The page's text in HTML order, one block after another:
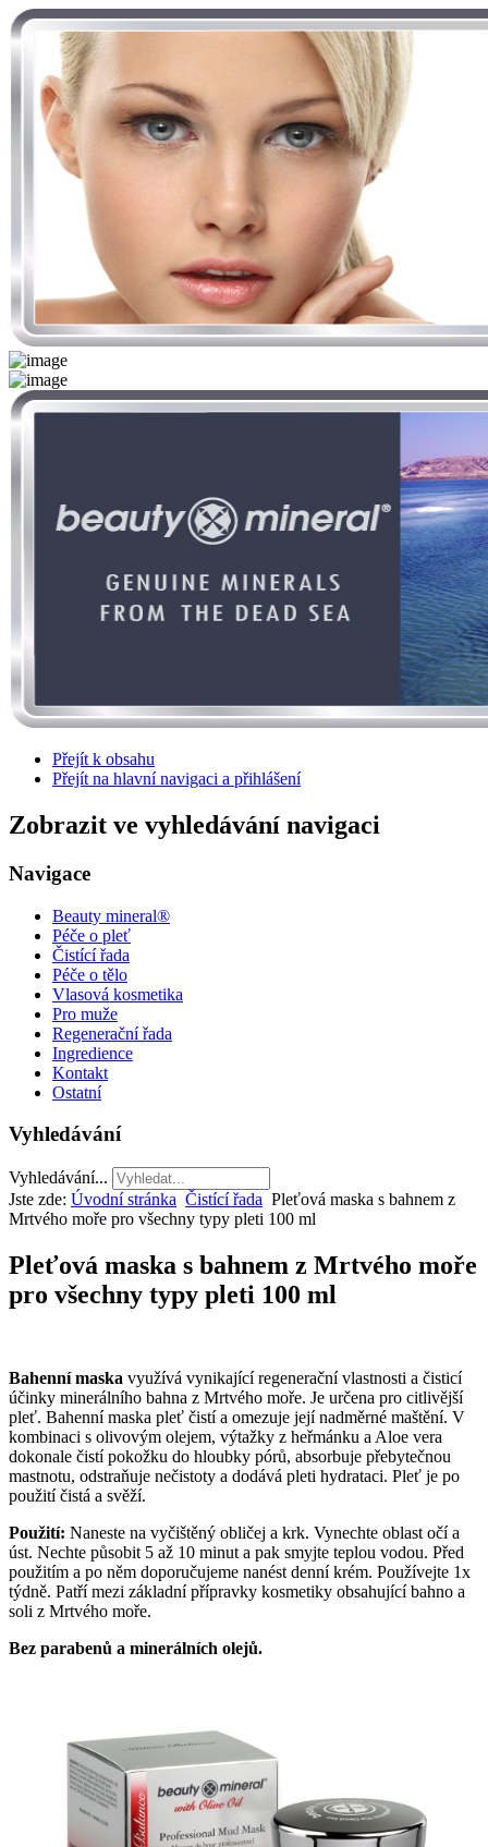
Přejít k obsahu
Přejít na hlavní navigaci a přihlášení
Zobrazit ve vyhledávání navigaci
Navigace
Beauty mineral®
Péče o pleť
Čistící řada
Péče o tělo
Vlasová kosmetika
Pro muže
Regenerační řada
Ingredience
Kontakt
Ostatní
Vyhledávání
Vyhledávání...
Jste zde: Úvodní stránka Čistící řada Pleťová maska s bahnem z
Mrtvého moře pro všechny typy pleti 100 ml
Pleťová maska s bahnem z Mrtvého moře
pro všechny typy pleti 100 ml
Bahenní maska využívá vynikající regenerační vlastnosti a čisticí
účinky minerálního bahna z Mrtvého moře. Je určena pro citlivější
pleť. Bahenní maska pleť čistí a omezuje její nadměrné maštění. V
kombinaci s olivovým olejem, výtažky z heřmánku a Aloe vera
dokonale čistí pokožku do hloubky pórů, absorbuje přebytečnou
mastnotu, odstraňuje nečistoty a dodává pleti hydrataci. Pleť je po
použití čistá a svěží.
Použití: Naneste na vyčištěný obličej a krk. Vynechte oblast očí a
úst. Nechte působit 5 až 10 minut a pak smyjte teplou vodou. Před
použitím a po něm doporučujeme nanést denní krém. Používejte 1x
týdně. Patří mezi základní přípravky kosmetiky obsahující bahno a
soli z Mrtvého moře.
Bez parabenů a minerálních olejů.